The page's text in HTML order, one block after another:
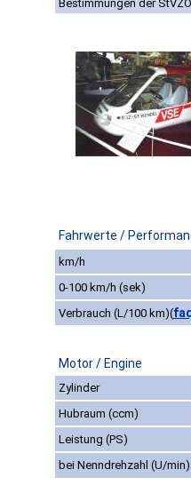
Bestimmungen der
Fahrwerte /
km/h
0-100 km/h (sek)
Verbrauch (L/100 km)(
Motor / Engine
Zylinder
Hubraum (ccm)
Leistung (PS)
bei Nenndrehzahl (U/min)